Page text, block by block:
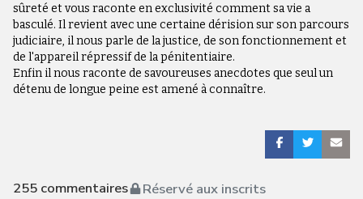
sûreté et vous raconte en exclusivité comment sa vie a
basculé. Il revient avec une certaine dérision sur son parcours
judiciaire, il nous parle de la justice, de son fonctionnement et
de l'appareil répressif de la pénitentiaire.
Enfin il nous raconte de savoureuses anecdotes que seul un
détenu de longue peine est amené à connaître.
255commentaires Réservé aux inscrits